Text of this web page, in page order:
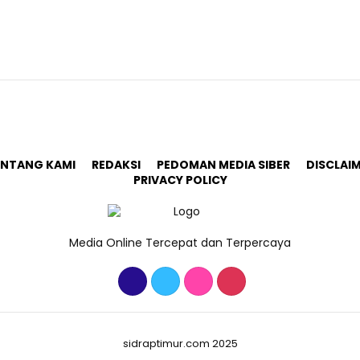
KAMI REDAKSI PEDOMAN MEDIA SIBER
PRIVACY POLICY
Media Online Tercepat dan Terpercaya
sidraptimur.com 2025